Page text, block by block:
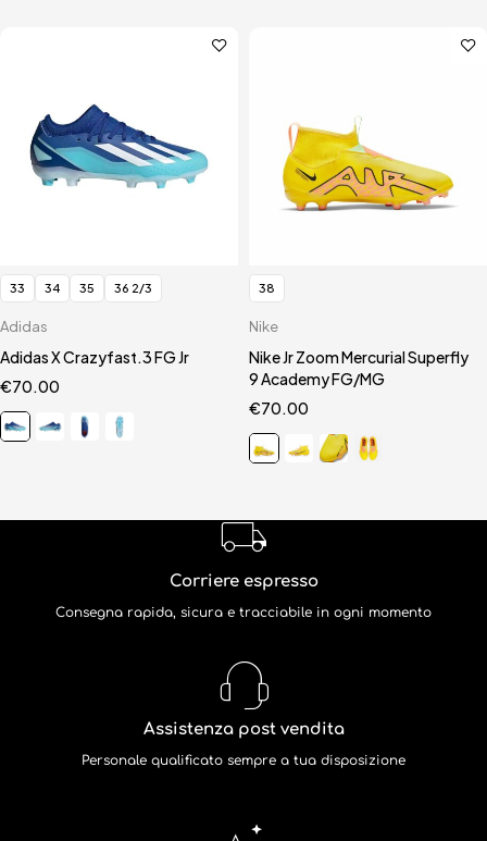
33 34 35 36 2/3
Adidas
Adidas X Crazyfast.3 FG Jr
€70.00
38
Nike
Nike Jr Zoom Mercurial Superfly
9 Academy FG/MG
€70.00
Corriere espresso
Consegna rapida, sicura e tracciabile in ogni momento
Assistenza post vendita
Personale qualificato sempre a tua disposizione